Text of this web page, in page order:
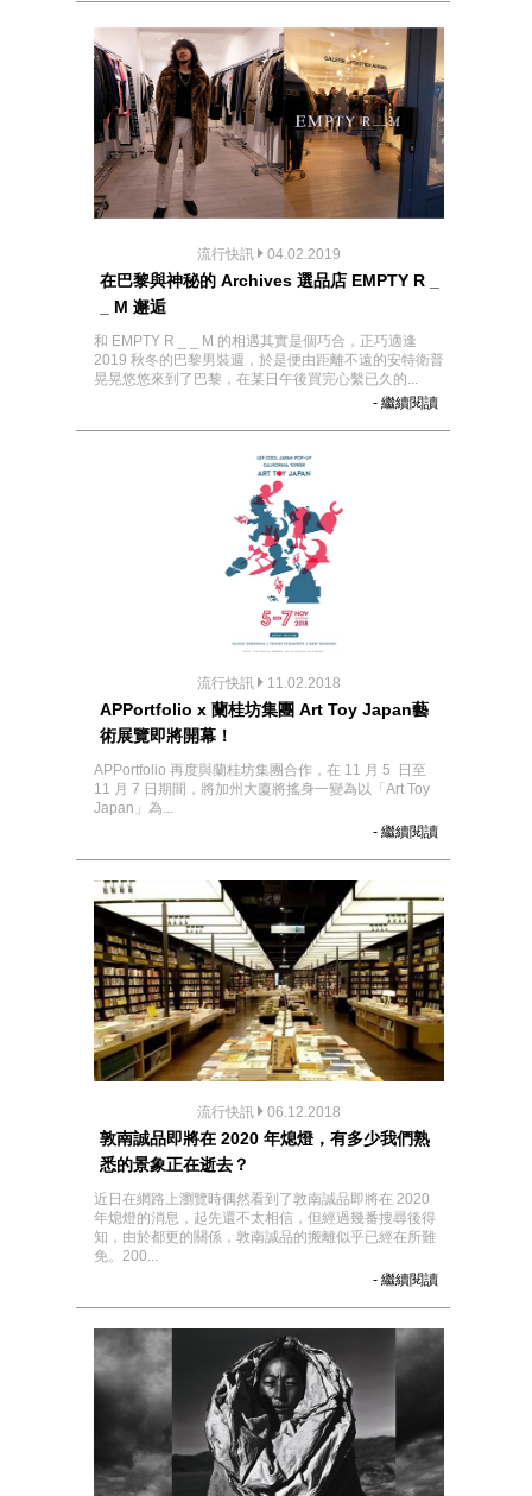
流行快訊 04.02.2019
在巴黎與神秘的 Archives 選品店 EMPTY R _
_ M 邂逅
和 EMPTY R _ _ M 的相遇其實是個巧合，正巧適逢
2019 秋冬的巴黎男裝週，於是便由距離不遠的安特衛普
晃晃悠悠來到了巴黎，在某日午後買完心繫已久的...
- 繼續閱讀
流行快訊 11.02.2018
APPortfolio x 蘭桂坊集團 Art Toy Japan藝
術展覽即將開幕！
APPortfolio 再度與蘭桂坊集團合作，在 11 月 5 日至
11 月 7 日期間，將加州大廈將搖身一變為以「Art Toy
Japan」為...
- 繼續閱讀
流行快訊 06.12.2018
敦南誠品即將在 2020 年熄燈，有多少我們熟
悉的景象正在逝去？
近日在網路上瀏覽時偶然看到了敦南誠品即將在 2020
年熄燈的消息，起先還不太相信，但經過幾番搜尋後得
知，由於都更的關係，敦南誠品的搬離似乎已經在所難
免。200...
- 繼續閱讀